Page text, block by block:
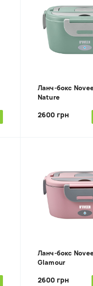
Ланч-бокс
Nature
2600 грн
Ланч-бокс
Glamour
2600 грн